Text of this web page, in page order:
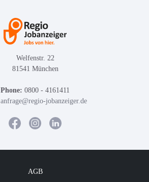
Welfenstr. 22
81541 München
Phone: 0800 - 4161411
anfrage@regio-jobanzeiger.de
AGB